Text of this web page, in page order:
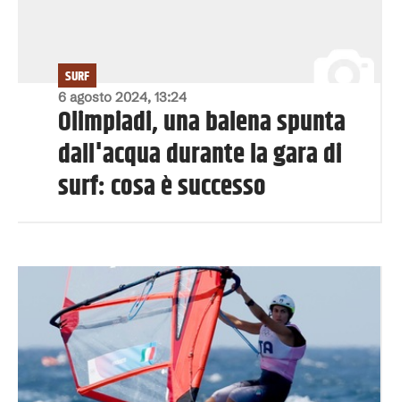
6 agosto 2024, 13:24
SURF
Olimpiadi, una balena spunta
dall'acqua durante la gara di
surf: cosa è successo